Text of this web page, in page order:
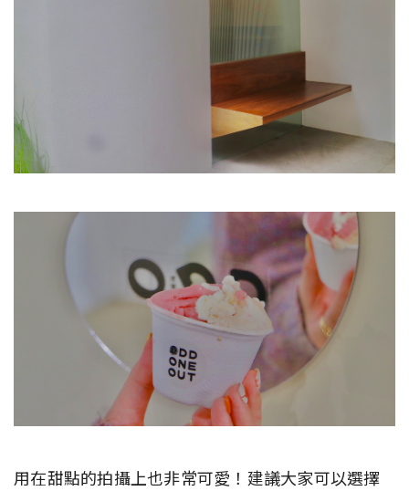
用在甜點的拍攝上也非常可愛！建議大家可以選擇